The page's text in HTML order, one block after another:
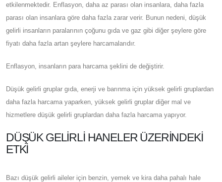
etkilenmektedir. Enflasyon, daha az parası olan insanlara, daha fazla
parası olan insanlara göre daha fazla zarar verir. Bunun nedeni, düşük
gelirli insanların paralarının çoğunu gıda ve gaz gibi diğer şeylere göre
fiyatı daha fazla artan şeylere harcamalarıdır.
Enflasyon, insanların para harcama şeklini de değiştirir.
Düşük gelirli gruplar gıda, enerji ve barınma için yüksek gelirli gruplardan
daha fazla harcama yaparken, yüksek gelirli gruplar diğer mal ve
hizmetlere düşük gelirli gruplardan daha fazla harcama yapıyor.
DÜŞÜK GELIRLI HANELER ÜZERINDEKI
ETKI
Bazı düşük gelirli aileler için benzin, yemek ve kira daha pahalı hale